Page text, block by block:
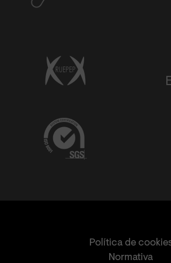
Política de
Normativa